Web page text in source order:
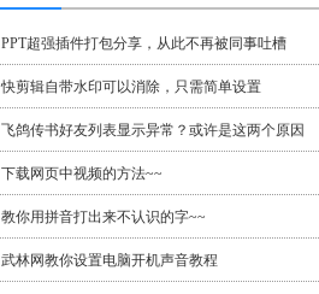
PPT超强插件打包分享，从此不再被同事吐槽
快剪辑自带水印可以消除，只需简单设置
飞鸽传书好友列表显示异常？或许是这两个原因
下载网页中视频的方法~~
教你用拼音打出来不认识的字~~
武林网教你设置电脑开机声音教程